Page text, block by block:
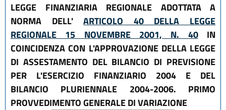
LEGGE FINANZIARIA REGIONALE ADOTTATA A
NORMA DELL'ARTICOLO 40 DELLA LEGGE
REGIONALE 15 NOVEMBRE 2001, N. 40IN
COINCIDENZA CON L'APPROVAZIONE DELLA LEGGE
DI ASSESTAMENTO DEL BILANCIO DI PREVISIONE
PER L'ESERCIZIO FINANZIARIO 2004 E DEL
BILANCIO PLURIENNALE 2004-2006. PRIMO
PROVVEDIMENTO GENERALE DI VARIAZIONE